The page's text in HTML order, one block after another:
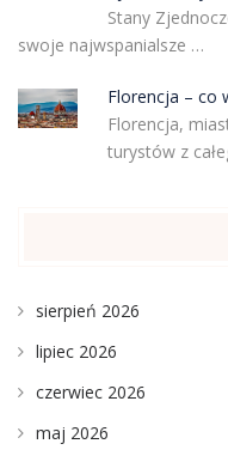
Stany
swoje najwspanialsze …
Florencja – co
Florencja,
turystów z
sierpień 2026
lipiec 2026
czerwiec 2026
maj 2026